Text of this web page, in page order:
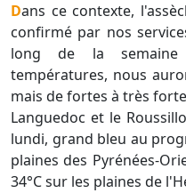
Dans ce contexte, l'assèchement de la masse d'air est
confirmé par nos
long de la semaine
températures, nous
mais de fortes à très
Languedoc et le
lundi, grand bleu au
plaines des Pyrénées-
34°C sur les plaines de